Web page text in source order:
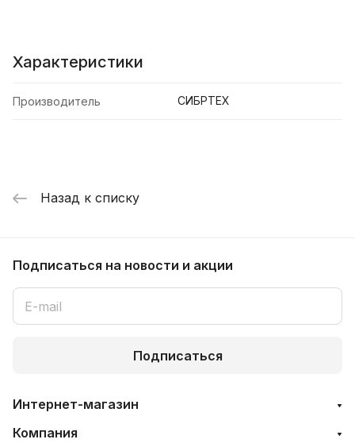
Характеристики
Производитель СИБРТЕХ
Назад к списку
Подписаться на новости и акции
Подписаться
Интернет-магазин
Компания